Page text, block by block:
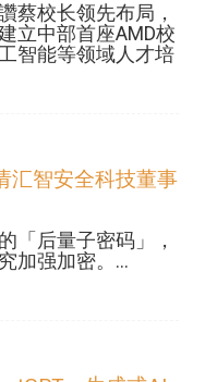
蔡校长领先布局，
立中部首座AMD校
智能等领域人才培
汇智安全科技董事
「后量子密码」，
加强加密。...